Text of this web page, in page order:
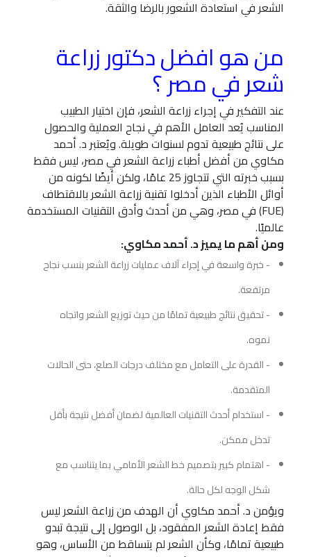
الشعر في استعادة الشعور بالرضا والثقة.
من هو افضل دكتور زراعة
شعر في مصر ؟
عند التفكير في إجراء زراعة الشعر، فإن اختيار الطبيب
المناسب يُعد العامل الأهم في نجاح العملية والحصول
على نتائج طبيعية تدوم لسنوات طويلة. ويُعتبر د. أحمد
مكاوي من أفضل أطباء زراعة الشعر في مصر، ليس فقط
بسبب خبرته التي تتجاوز 25 عامًا، ولكن أيضًا لكونه من
أوائل الأطباء الذين أدخلوا تقنية زراعة الشعر بالاقتطاف
(FUE) في مصر، وهي من أحدث وأدق التقنيات المستخدمة
عالميًا.
ومن أهم ما يميز د. أحمد مكاوي:
- خبرة واسعة في إجراء آلاف عمليات زراعة الشعر بنسب نجاح
مرتفعة.
- تحقيق نتائج طبيعية تمامًا من حيث توزيع الشعر واتجاه
نموه.
- القدرة على التعامل مع مختلف درجات الصلع، حتى الحالات
المتقدمة.
- استخدام أحدث التقنيات العالمية لضمان أفضل نتيجة بأقل
تدخل ممكن.
- اهتمام كبير بتصميم خط الشعر الأمامي بما يتناسب مع
شكل الوجه لكل حالة.
ويؤمن د. أحمد مكاوي أن الهدف من زراعة الشعر ليس
فقط إعادة الشعر المفقود، بل الوصول إلى نتيجة تبدو
طبيعية تمامًا، وكأن الشعر لم يتساقط من الأساس، وهو